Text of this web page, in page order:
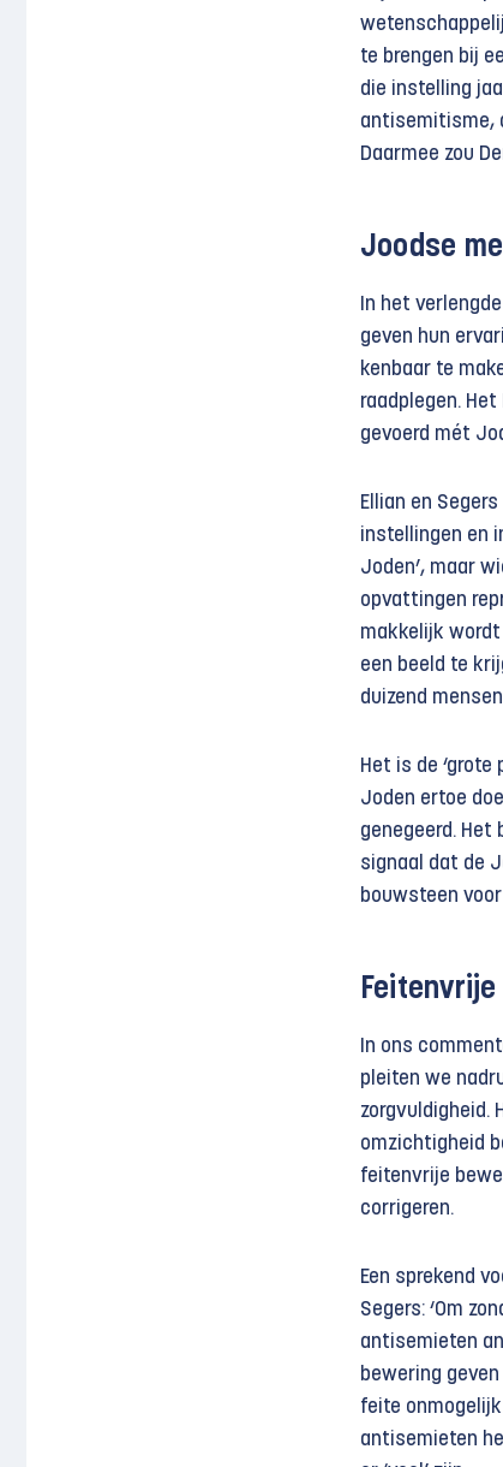
te brengen bij
die instelling
antisemitisme,
Daarmee zou
Joodse
In het
geven hun
kenbaar te
raadplegen.
gevoerd mét
Ellian en
instellingen en
Joden’, maar
opvattingen
makkelijk
een beeld te
duizend
Het is de
Joden ertoe
genegeerd. Het
signaal dat de
bouwsteen
In ons
pleiten we
zorgvuldigheid.
omzichtigheid
feitenvrije
corrigeren.
Een sprekend
Segers: ‘Om
antisemieten
bewering
feite
antisemieten